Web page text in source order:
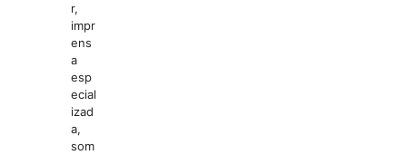
r,
impr
ens
a
esp
ecial
izad
a,
som